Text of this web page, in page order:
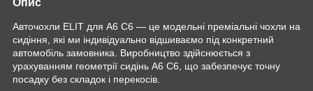
Авточохли ELIT для A6 C6 — це модельні преміальні чохли на
сидіння, які ми індивідуально відшиваємо під конкретний
автомобіль замовника. Виробництво здійснюється з
урахуванням геометрії сидінь A6 C6, що забезпечує точну
посадку без складок і перекосів.